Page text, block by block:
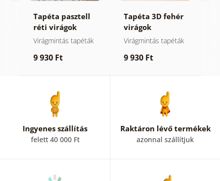
Tapéta pasztell
réti virágok
Virágmintás tapéták
9 930 Ft
Tapéta 3D fehér
virágok
Virágmintás tapéták
9 930 Ft
Ingyenes szállítás
felett 40 000 Ft
Raktáron lévő termékek
azonnal szállítjuk